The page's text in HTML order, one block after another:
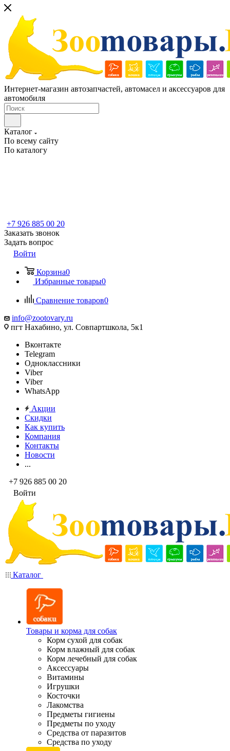
Интернет-магазин автозапчастей, автомасел и аксессуаров для
автомобиля
Каталог
По всему сайту
По каталогу
+7 926 885 00 20
Заказать звонок
Задать вопрос
Войти
Корзина0
Избранные товары0
Сравнение товаров0
info@zootovary.ru
пгт Нахабино, ул. Совпартшкола, 5к1
Вконтакте
Telegram
Одноклассники
Viber
Viber
WhatsApp
Акции
Скидки
Как купить
Компания
Контакты
Новости
...
+7 926 885 00 20
Войти
Каталог
Товары и корма для собак
Корм сухой для собак
Корм влажный для собак
Корм лечебный для собак
Аксессуары
Витамины
Игрушки
Косточки
Лакомства
Предметы гигиены
Предметы по уходу
Средства от паразитов
Средства по уходу